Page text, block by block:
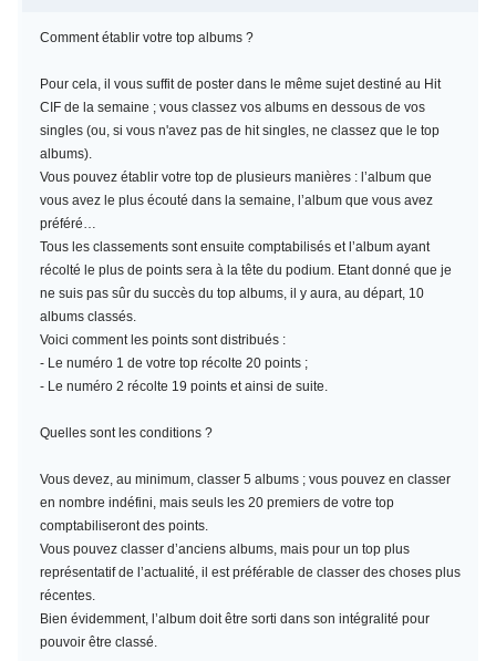
Comment établir votre top albums ?
Pour cela, il vous suffit de poster dans le même sujet destiné au Hit
CIF de la semaine ; vous classez vos albums en dessous de vos
singles (ou, si vous n'avez pas de hit singles, ne classez que le top
albums).
Vous pouvez établir votre top de plusieurs manières : l’album que
vous avez le plus écouté dans la semaine, l’album que vous avez
préféré…
Tous les classements sont ensuite comptabilisés et l’album ayant
récolté le plus de points sera à la tête du podium. Etant donné que je
ne suis pas sûr du succès du top albums, il y aura, au départ, 10
albums classés.
Voici comment les points sont distribués :
- Le numéro 1 de votre top récolte 20 points ;
- Le numéro 2 récolte 19 points et ainsi de suite.
Quelles sont les conditions ?
Vous devez, au minimum, classer 5 albums ; vous pouvez en classer
en nombre indéfini, mais seuls les 20 premiers de votre top
comptabiliseront des points.
Vous pouvez classer d’anciens albums, mais pour un top plus
représentatif de l’actualité, il est préférable de classer des choses plus
récentes.
Bien évidemment, l’album doit être sorti dans son intégralité pour
pouvoir être classé.